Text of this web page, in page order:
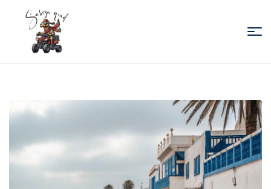
Essaouira